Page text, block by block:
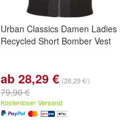
Urban Classics Damen Ladies
Recycled Short Bomber Vest
ab 28,29 € (28,29 €/)
79,90 €
Kostenloser Versand